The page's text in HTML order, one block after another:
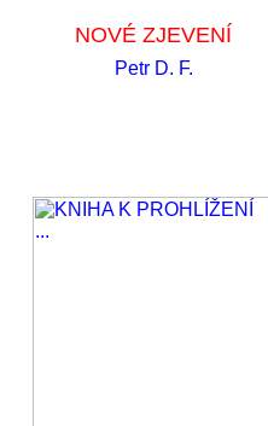
NOVÉ ZJEVENÍ
Petr D. F.